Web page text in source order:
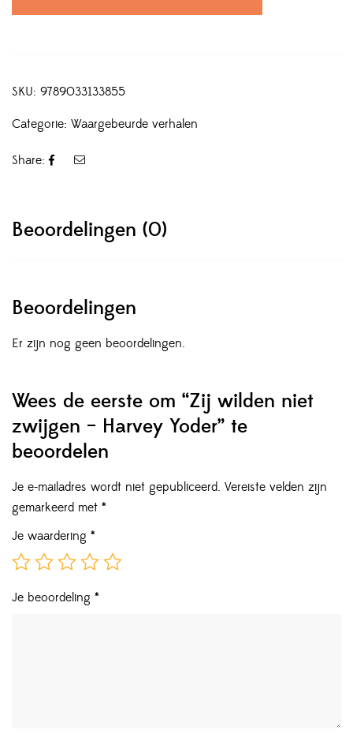
SKU: 9789033133855
Categorie: Waargebeurde verhalen
Share:
Beoordelingen (0)
Beoordelingen
Er zijn nog geen beoordelingen.
Wees de eerste om “Zij wilden niet
zwijgen – Harvey Yoder” te
beoordelen
Je e-mailadres wordt niet gepubliceerd. Vereiste velden zijn
gemarkeerd met *
Je waardering *
Je beoordeling *